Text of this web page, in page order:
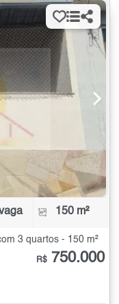
150 m²
3 quartos - 150 m²
R$ 750.000